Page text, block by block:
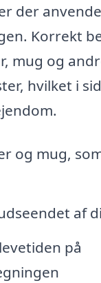
der
Korrekt
mug og
hvilket i
og mug,
af
på